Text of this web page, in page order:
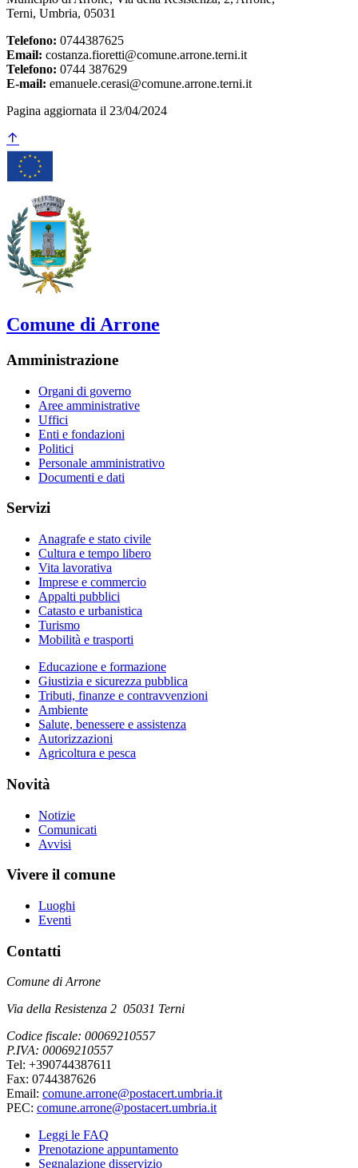
Terni, Umbria, 05031
Telefono: 0744387625
Email: costanza.fioretti@comune.arrone.terni.it
Telefono: 0744 387629
E-mail: emanuele.cerasi@comune.arrone.terni.it
Pagina aggiornata il 23/04/2024
Comune di Arrone
Amministrazione
Organi di governo
Aree amministrative
Uffici
Enti e fondazioni
Politici
Personale amministrativo
Documenti e dati
Servizi
Anagrafe e stato civile
Cultura e tempo libero
Vita lavorativa
Imprese e commercio
Appalti pubblici
Catasto e urbanistica
Turismo
Mobilità e trasporti
Educazione e formazione
Giustizia e sicurezza pubblica
Tributi, finanze e contravvenzioni
Ambiente
Salute, benessere e assistenza
Autorizzazioni
Agricoltura e pesca
Novità
Notizie
Comunicati
Avvisi
Vivere il comune
Luoghi
Eventi
Contatti
Comune di Arrone
Via della Resistenza 2 05031 Terni
Codice fiscale: 00069210557
P.IVA: 00069210557
Tel: +390744387611
Fax: 0744387626
Email: comune.arrone@postacert.umbria.it
PEC: comune.arrone@postacert.umbria.it
Leggi le FAQ
Prenotazione appuntamento
Segnalazione disservizio